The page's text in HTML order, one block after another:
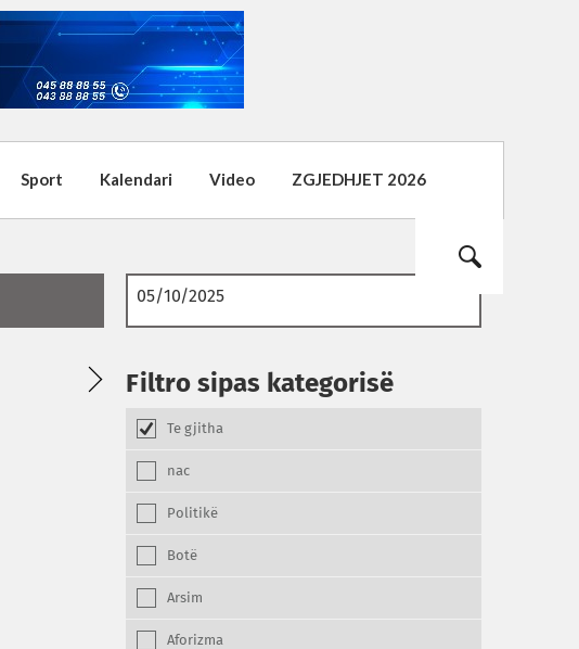
Sport Kalendari Video ZGJEDHJET 2026
Filtro sipas kategorisë
Te gjitha
nac
Politikë
Botë
Arsim
Aforizma